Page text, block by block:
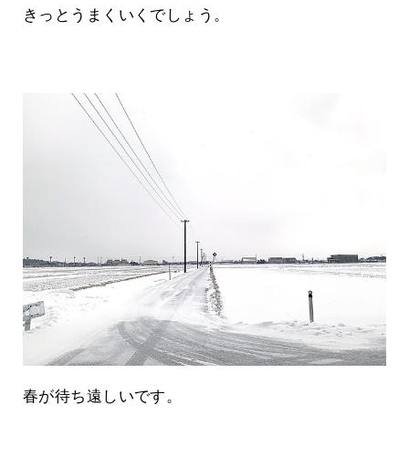
きっとうまくいくでしょう。
春が待ち遠しいです。